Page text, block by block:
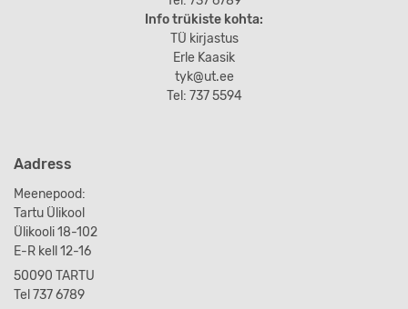
Info trükiste kohta:
TÜ kirjastus
Erle Kaasik
tyk@ut.ee
Tel: 737 5594
Aadress
Meenepood:
Tartu Ülikool
Ülikooli 18-102
E-R kell 12-16
50090 TARTU
Tel 737 6789